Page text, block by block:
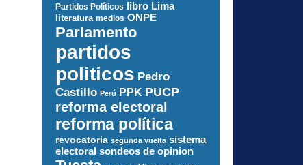
Partidos Políticos
libro Lima
literatura medios ONPE
Parlamento
partidos
politicos Pedro
Castillo Perú PPK PUCP
reforma electoral
reforma política
revocatoria segunda vuelta sistema
electoral sondeos de opinion